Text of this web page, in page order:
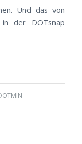
Und das von
der DOTsnap